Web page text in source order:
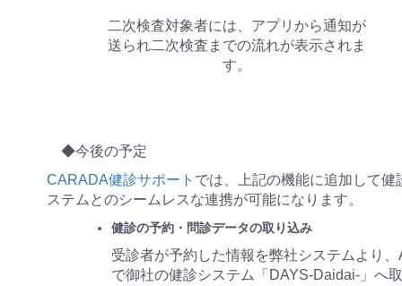
二次検査対象者には、アプリから通知が
送られ二次検査までの流れが表示されま
す。
◆今後の予定
CARADA健診サポート では、上記の機能に追加して健
ステムとのシームレスな連携が可能になります。
健診の予約・問診データの取り込み
受診者が予約した情報を弊社システムより、
で御社の健診システム「DAYS-Daidai-」へ